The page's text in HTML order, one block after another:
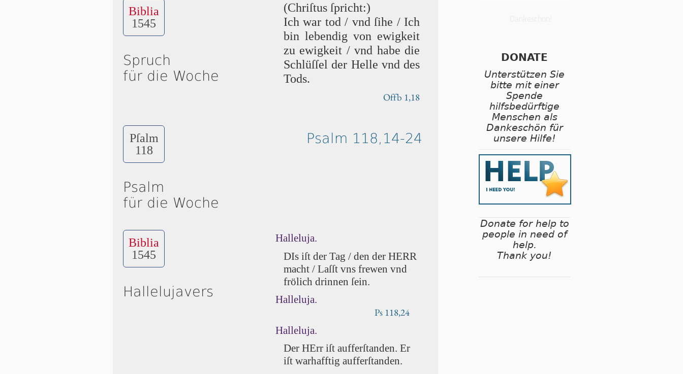
Biblia
1545
Spruch
für die Woche
(Chriſtus ſpricht:)
Ich war tod / vnd ſi­he / Ich
bin lebendig von ewigkeit
zu ewigkeit / vnd habe die
Schlüſ­ſel der Helle vnd des
Tods.
Offb 1,18
Pſalm
118
Psalm
für die Woche
Psalm 118,14-24
Biblia
1545
Hallelujavers
Halleluja.
DIs iſt der Tag / den der HERR
macht / Laſſt vns frewen vnd
frö­lich drinnen ſein.
Halleluja.
Ps 118,24
Halleluja.
Der HErr iſt auff­er­ſtan­den. Er
iſt warhafftig auff­er­ſtan­den.
DONATE
Unterstützen Sie
bitte mit einer
Spende
hilfsbedürftige
Menschen als
Dankeschön für
unsere Hilfe!
Donate for help to
people in need of
help.
Thank you!